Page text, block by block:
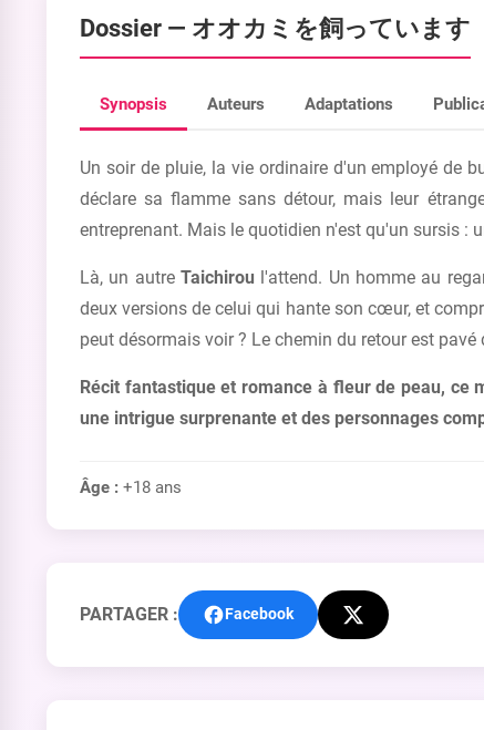
Dossier — オオカミを飼っています
Synopsis Auteurs Adaptations
Un soir de pluie, la vie ordinaire d'un employé de
déclare sa flamme sans détour, mais leur
entreprenant. Mais le quotidien n'est qu'un sursis :
Là, un autre Taichirou l'attend. Un homme au
deux versions de celui qui hante son cœur, et
peut désormais voir ? Le chemin du retour est
Récit fantastique et romance à fleur de peau, ce
une intrigue surprenante et des personnages
Âge : +18 ans
PARTAGER : Facebook